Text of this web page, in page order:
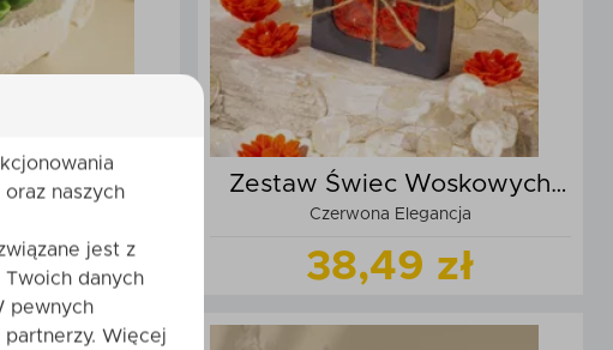
pszczelego
zielona
zł
produkt
Zestaw Świec Woskowych
Margaretka
Czerwona Elegancja
38,49 zł
naszych
jest z
danych
pewnych
Więcej